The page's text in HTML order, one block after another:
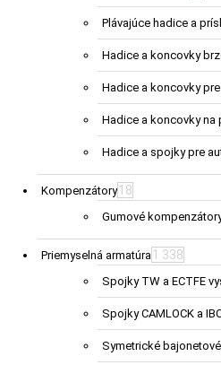
Plávajúce hadice a
Hadice a koncovky
Hadice a koncovky
Hadice a koncovky na
Hadice a spojky pre
Kompenzátory 18
Gumové
Priemyselná armatúra 1 338
Spojky TW a ECTFE
Spojky CAMLOCK a
Symetrické